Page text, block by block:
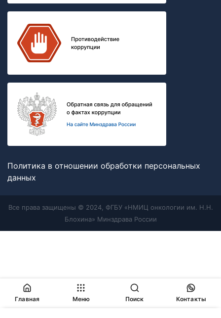
Политика в отношении обработки персональных
данных
Все права защищены © 2024, ФГБУ «НМИЦ онкологии им. Н.Н.
Блохина» Минздрава России
Главная Меню Поиск Контакты